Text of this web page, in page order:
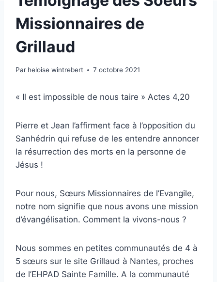
Missionnaires de
Grillaud
Par heloise wintrebert 7 octobre 2021
« Il est impossible de nous taire » Actes 4,20
Pierre et Jean l’affirment face à l’opposition du
Sanhédrin qui refuse de les entendre annoncer
la résurrection des morts en la personne de
Jésus !
Pour nous, Sœurs Missionnaires de l’Evangile,
notre nom signifie que nous avons une mission
d’évangélisation. Comment la vivons-nous ?
Nous sommes en petites communautés de 4 à
5 sœurs sur le site Grillaud à Nantes, proches
de l’EHPAD Sainte Famille. A la communauté